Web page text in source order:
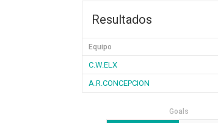
Resultados
Equipo
C.W.ELX
A.R.CONCEPCION
Goals